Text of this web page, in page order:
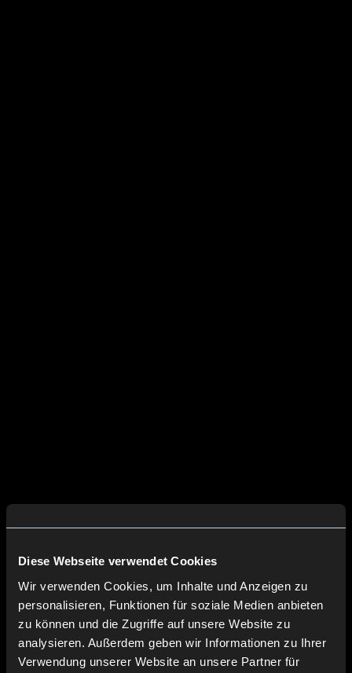
Diese Webseite verwendet Cookies
Wir verwenden Cookies, um Inhalte und Anzeigen zu
personalisieren, Funktionen für soziale Medien anbieten
zu können und die Zugriffe auf unsere Website zu
analysieren. Außerdem geben wir Informationen zu Ihrer
Verwendung unserer Website an unsere Partner für